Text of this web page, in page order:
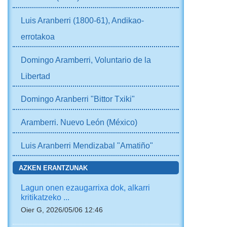
Luis Aranberri (1800-61), Andikao-
errotakoa
Domingo Aramberri, Voluntario de la
Libertad
Domingo Aranberri "Bittor Txiki"
Aramberri. Nuevo León (México)
Luis Aranberri Mendizabal "Amatiño"
AZKEN ERANTZUNAK
Lagun onen ezaugarrixa dok, alkarri
kritikatzeko ...
Oier G, 2026/05/06 12:46